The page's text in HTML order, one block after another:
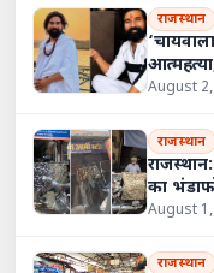
राजस्थान
August
राजस्थान
का
August
राजस्थान